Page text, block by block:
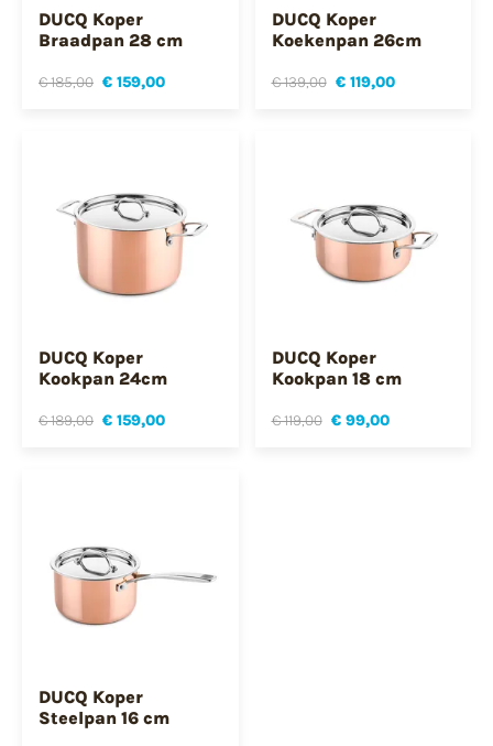
DUCQ Koper
Braadpan 28 cm
€ 185,00 € 159,00
DUCQ Koper
Koekenpan 26cm
€ 139,00 € 119,00
DUCQ Koper
Kookpan 24cm
€ 189,00 € 159,00
DUCQ Koper
Kookpan 18 cm
€ 119,00 € 99,00
DUCQ Koper
Steelpan 16 cm